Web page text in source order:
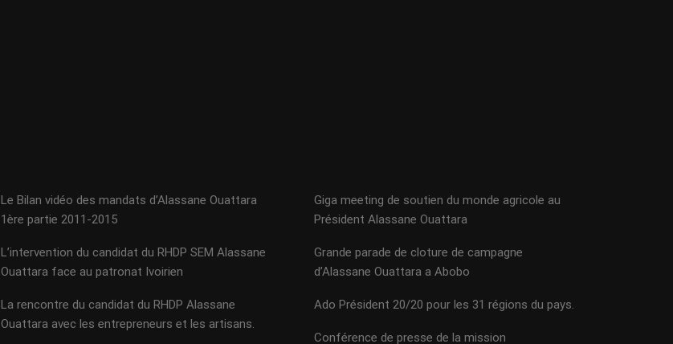
Le Bilan vidéo des mandats d’Alassane Ouattara
1ère partie 2011-2015
L’intervention du candidat du RHDP SEM Alassane
Ouattara face au patronat Ivoirien
La rencontre du candidat du RHDP Alassane
Ouattara avec les entrepreneurs et les artisans.
Giga meeting de soutien du monde agricole au
Président Alassane Ouattara
Grande parade de cloture de campagne
d’Alassane Ouattara a Abobo
Ado Président 20/20 pour les 31 régions du pays.
Conférence de presse de la mission